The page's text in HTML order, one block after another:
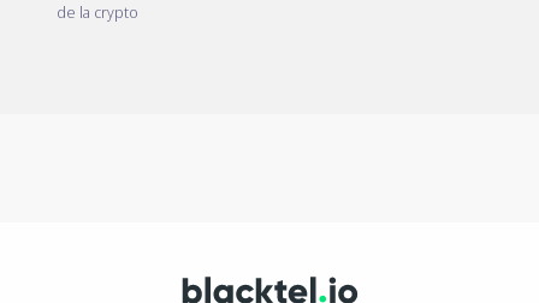
de la crypto